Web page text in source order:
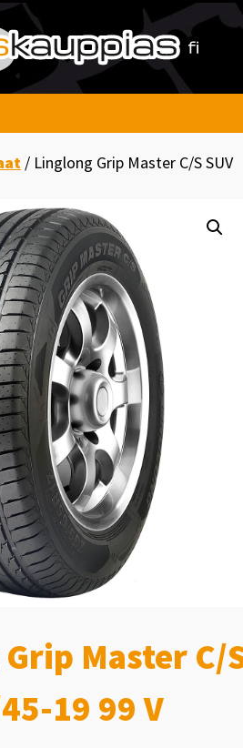
/ Linglong Grip Master C/S SUV
Master C/
19 99 V